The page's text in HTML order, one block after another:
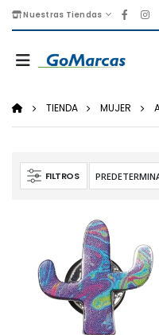
Nuestras Tiendas
TIENDA MUJER
FILTROS